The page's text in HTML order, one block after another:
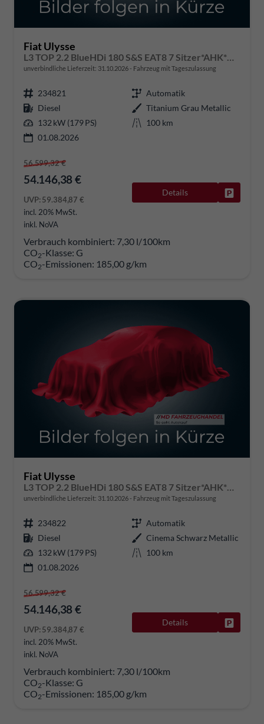
Fiat Ulysse
L3 TOP 2.2 BlueHDi 180 S&S EAT8 7 Sitzer*AHK*Navi*SHZ*Kamera*Keyless*Klimaauto*ACC
unverbindliche Lieferzeit: 31.10.2026 Fahrzeug mit Tageszulassung
234821
Automatik
Diesel
Titanium Grau Metallic
132 kW (179 PS)
100 km
01.08.2026
56.599,32 €
54.146,38 €
UVP:59.384,87 €
incl. 20% MwSt.
inkl. NoVA
Details
Verbrauch kombiniert: 7,30 l/100km
CO2-Klasse: G
CO2-Emissionen: 185,00 g/km
Fiat Ulysse
L3 TOP 2.2 BlueHDi 180 S&S EAT8 7 Sitzer*AHK*Navi*SHZ*Kamera*Keyless*Klimaauto*ACC
unverbindliche Lieferzeit: 31.10.2026 Fahrzeug mit Tageszulassung
234822
Automatik
Diesel
Cinema Schwarz Metallic
132 kW (179 PS)
100 km
01.08.2026
56.599,32 €
54.146,38 €
UVP:59.384,87 €
incl. 20% MwSt.
inkl. NoVA
Details
Verbrauch kombiniert: 7,30 l/100km
CO2-Klasse: G
CO2-Emissionen: 185,00 g/km